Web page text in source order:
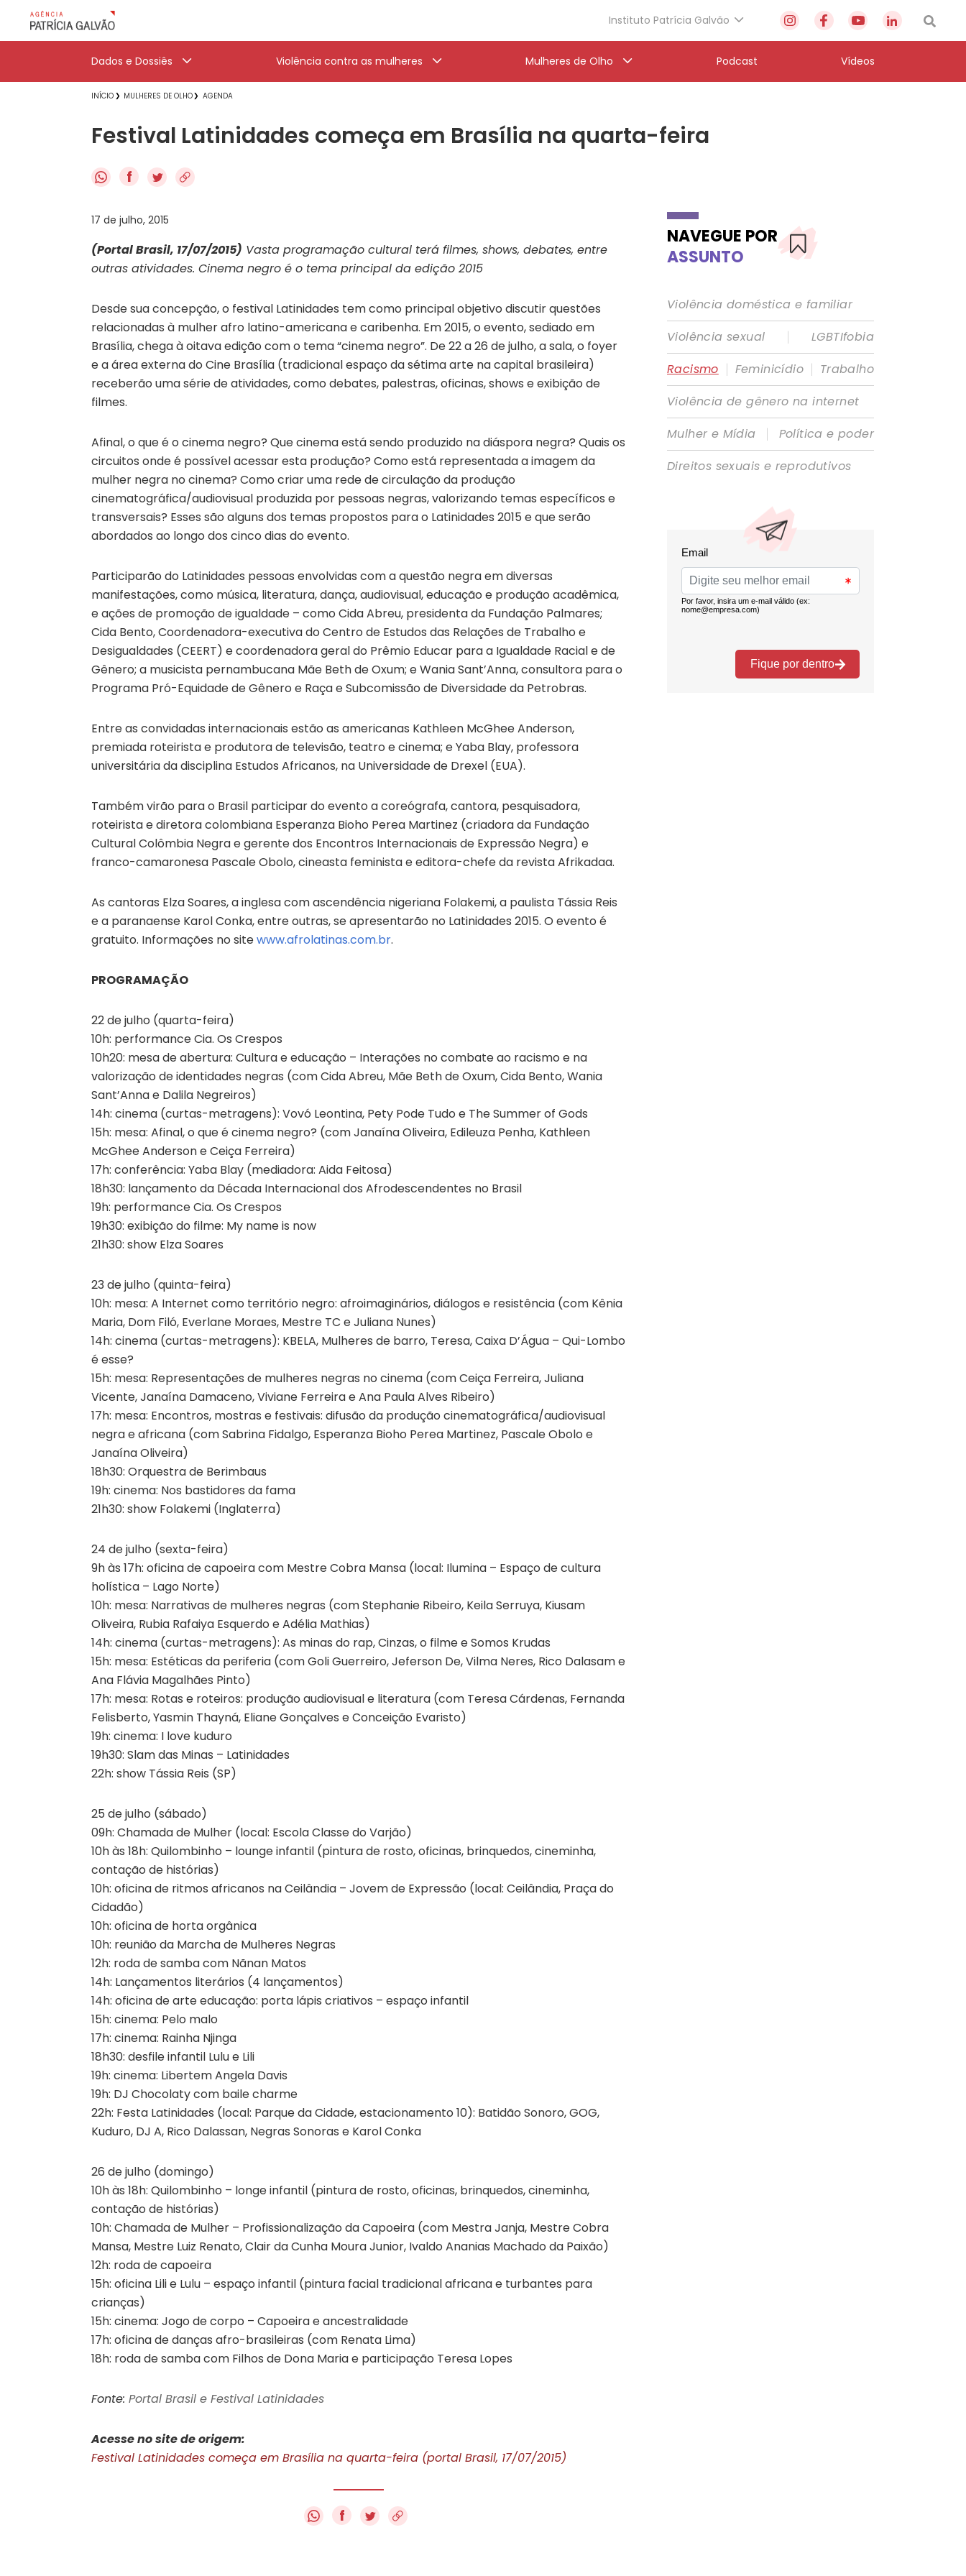
Instituto Patrícia Galvão
Dados e Dossiês Violência contra as mulheres Mulheres de Olho Podcast Vídeos
INÍCIO MULHERES DE OLHO AGENDA
Festival Latinidades começa em Brasília na quarta-feira
f
17 de julho, 2015
(Portal Brasil, 17/07/2015) Vasta programação cultural terá filmes, shows, debates, entre
outras atividades. Cinema negro é o tema principal da edição 2015
Desde sua concepção, o festival Latinidades tem como principal objetivo discutir questões
relacionadas à mulher afro latino-americana e caribenha. Em 2015, o evento, sediado em
Brasília, chega à oitava edição com o tema “cinema negro”. De 22 a 26 de julho, a sala, o foyer
e a área externa do Cine Brasília (tradicional espaço da sétima arte na capital brasileira)
receberão uma série de atividades, como debates, palestras, oficinas, shows e exibição de
filmes.
Afinal, o que é o cinema negro? Que cinema está sendo produzido na diáspora negra? Quais os
circuitos onde é possível acessar esta produção? Como está representada a imagem da
mulher negra no cinema? Como criar uma rede de circulação da produção
cinematográfica/audiovisual produzida por pessoas negras, valorizando temas específicos e
transversais? Esses são alguns dos temas propostos para o Latinidades 2015 e que serão
abordados ao longo dos cinco dias do evento.
Participarão do Latinidades pessoas envolvidas com a questão negra em diversas
manifestações, como música, literatura, dança, audiovisual, educação e produção acadêmica,
e ações de promoção de igualdade – como Cida Abreu, presidenta da Fundação Palmares;
Cida Bento, Coordenadora-executiva do Centro de Estudos das Relações de Trabalho e
Desigualdades (CEERT) e coordenadora geral do Prêmio Educar para a Igualdade Racial e de
Gênero; a musicista pernambucana Mãe Beth de Oxum; e Wania Sant’Anna, consultora para o
Programa Pró-Equidade de Gênero e Raça e Subcomissão de Diversidade da Petrobras.
Entre as convidadas internacionais estão as americanas Kathleen McGhee Anderson,
premiada roteirista e produtora de televisão, teatro e cinema; e Yaba Blay, professora
universitária da disciplina Estudos Africanos, na Universidade de Drexel (EUA).
Também virão para o Brasil participar do evento a coreógrafa, cantora, pesquisadora,
roteirista e diretora colombiana Esperanza Bioho Perea Martinez (criadora da Fundação
Cultural Colômbia Negra e gerente dos Encontros Internacionais de Expressão Negra) e
franco-camaronesa Pascale Obolo, cineasta feminista e editora-chefe da revista Afrikadaa.
As cantoras Elza Soares, a inglesa com ascendência nigeriana Folakemi, a paulista Tássia Reis
e a paranaense Karol Conka, entre outras, se apresentarão no Latinidades 2015. O evento é
gratuito. Informações no sitewww.afrolatinas.com.br.
PROGRAMAÇÃO
22 de julho (quarta-feira)
10h: performance Cia. Os Crespos
10h20: mesa de abertura: Cultura e educação – Interações no combate ao racismo e na
valorização de identidades negras (com Cida Abreu, Mãe Beth de Oxum, Cida Bento, Wania
Sant’Anna e Dalila Negreiros)
14h: cinema (curtas-metragens): Vovó Leontina, Pety Pode Tudo e The Summer of Gods
15h: mesa: Afinal, o que é cinema negro? (com Janaína Oliveira, Edileuza Penha, Kathleen
McGhee Anderson e Ceiça Ferreira)
17h: conferência: Yaba Blay (mediadora: Aida Feitosa)
18h30: lançamento da Década Internacional dos Afrodescendentes no Brasil
19h: performance Cia. Os Crespos
19h30: exibição do filme: My name is now
21h30: show Elza Soares
23 de julho (quinta-feira)
10h: mesa: A Internet como território negro: afroimaginários, diálogos e resistência (com Kênia
Maria, Dom Filó, Everlane Moraes, Mestre TC e Juliana Nunes)
14h: cinema (curtas-metragens): KBELA, Mulheres de barro, Teresa, Caixa D’Água – Qui-Lombo
é esse?
15h: mesa: Representações de mulheres negras no cinema (com Ceiça Ferreira, Juliana
Vicente, Janaína Damaceno, Viviane Ferreira e Ana Paula Alves Ribeiro)
17h: mesa: Encontros, mostras e festivais: difusão da produção cinematográfica/audiovisual
negra e africana (com Sabrina Fidalgo, Esperanza Bioho Perea Martinez, Pascale Obolo e
Janaína Oliveira)
18h30: Orquestra de Berimbaus
19h: cinema: Nos bastidores da fama
21h30: show Folakemi (Inglaterra)
24 de julho (sexta-feira)
9h às 17h: oficina de capoeira com Mestre Cobra Mansa (local: Ilumina – Espaço de cultura
holística – Lago Norte)
10h: mesa: Narrativas de mulheres negras (com Stephanie Ribeiro, Keila Serruya, Kiusam
Oliveira, Rubia Rafaiya Esquerdo e Adélia Mathias)
14h: cinema (curtas-metragens): As minas do rap, Cinzas, o filme e Somos Krudas
15h: mesa: Estéticas da periferia (com Goli Guerreiro, Jeferson De, Vilma Neres, Rico Dalasam e
Ana Flávia Magalhães Pinto)
17h: mesa: Rotas e roteiros: produção audiovisual e literatura (com Teresa Cárdenas, Fernanda
Felisberto, Yasmin Thayná, Eliane Gonçalves e Conceição Evaristo)
19h: cinema: I love kuduro
19h30: Slam das Minas – Latinidades
22h: show Tássia Reis (SP)
25 de julho (sábado)
09h: Chamada de Mulher (local: Escola Classe do Varjão)
10h às 18h: Quilombinho – lounge infantil (pintura de rosto, oficinas, brinquedos, cineminha,
contação de histórias)
10h: oficina de ritmos africanos na Ceilândia – Jovem de Expressão (local: Ceilândia, Praça do
Cidadão)
10h: oficina de horta orgânica
10h: reunião da Marcha de Mulheres Negras
12h: roda de samba com Nãnan Matos
14h: Lançamentos literários (4 lançamentos)
14h: oficina de arte educação: porta lápis criativos – espaço infantil
15h: cinema: Pelo malo
17h: cinema: Rainha Njinga
18h30: desfile infantil Lulu e Lili
19h: cinema: Libertem Angela Davis
19h: DJ Chocolaty com baile charme
22h: Festa Latinidades (local: Parque da Cidade, estacionamento 10): Batidão Sonoro, GOG,
Kuduro, DJ A, Rico Dalassan, Negras Sonoras e Karol Conka
26 de julho (domingo)
10h às 18h: Quilombinho – longe infantil (pintura de rosto, oficinas, brinquedos, cineminha,
contação de histórias)
10h: Chamada de Mulher – Profissionalização da Capoeira (com Mestra Janja, Mestre Cobra
Mansa, Mestre Luiz Renato, Clair da Cunha Moura Junior, Ivaldo Ananias Machado da Paixão)
12h: roda de capoeira
15h: oficina Lili e Lulu – espaço infantil (pintura facial tradicional africana e turbantes para
crianças)
15h: cinema: Jogo de corpo – Capoeira e ancestralidade
17h: oficina de danças afro-brasileiras (com Renata Lima)
18h: roda de samba com Filhos de Dona Maria e participação Teresa Lopes
Fonte: Portal Brasil e Festival Latinidades
Acesse no site de origem:
Festival Latinidades começa em Brasília na quarta-feira (portal Brasil, 17/07/2015)
f
NAVEGUE POR
ASSUNTO
Violência doméstica e familiar
Violência sexual
|
LGBTIfobia
Racismo | Feminicídio | Trabalho
Violência de gênero na internet
Mulher e Mídia
|
Política e poder
Direitos sexuais e reprodutivos